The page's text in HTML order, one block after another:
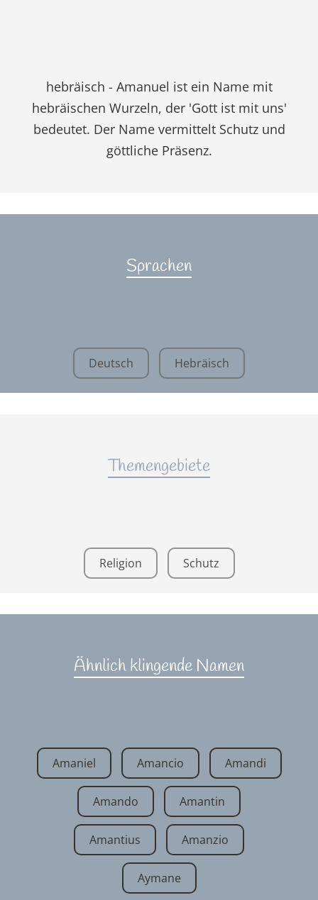
hebräisch - Amanuel ist ein Name mit
hebräischen Wurzeln, der 'Gott ist mit uns'
bedeutet. Der Name vermittelt Schutz und
göttliche Präsenz.
Sprachen
Deutsch Hebräisch
Themengebiete
Religion Schutz
Ähnlich klingende Namen
Amaniel Amancio Amandi
Amando Amantin
Amantius Amanzio
Aymane